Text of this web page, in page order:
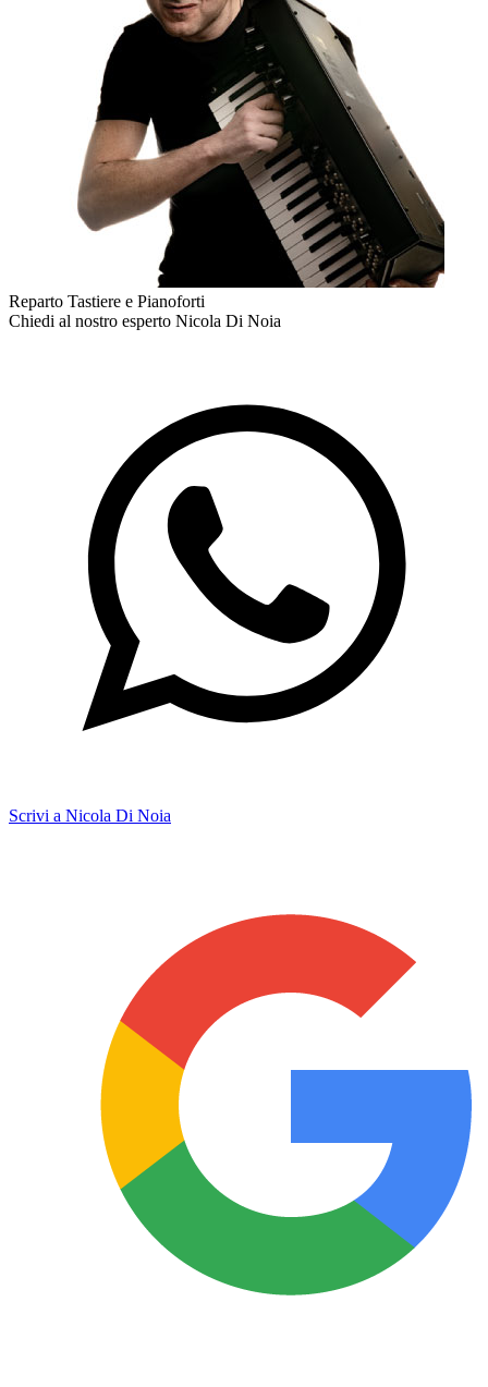
Reparto Tastiere e Pianoforti
Chiedi al nostro esperto Nicola Di Noia
Scrivi a Nicola Di Noia